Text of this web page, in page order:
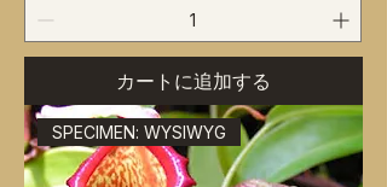
カートに追加する
SPECIMEN: WYSIWYG